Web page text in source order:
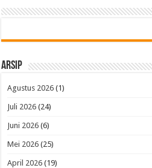
Arsip
Agustus 2026 (1)
Juli 2026 (24)
Juni 2026 (6)
Mei 2026 (25)
April 2026 (19)